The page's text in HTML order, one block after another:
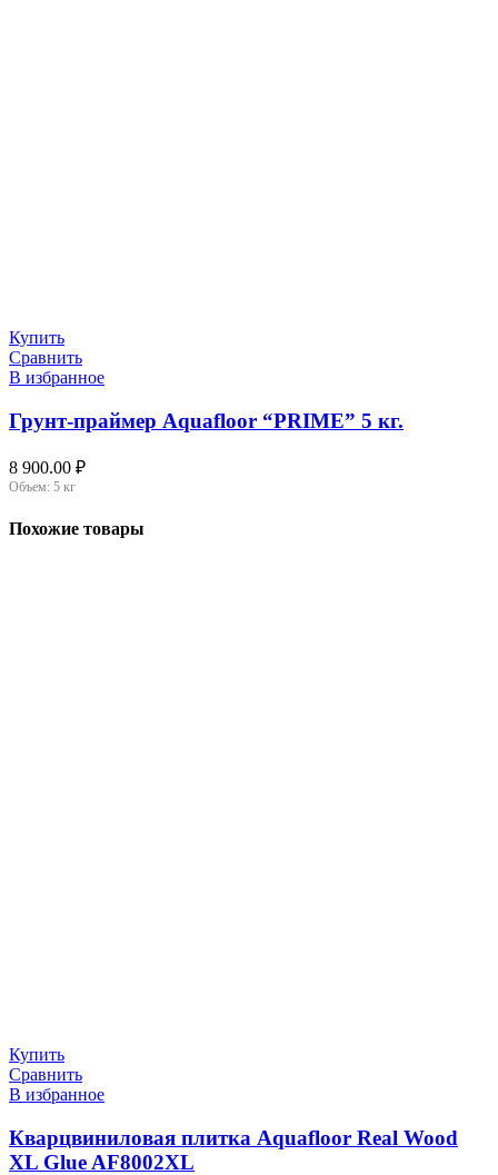
Купить
Сравнить
В избранное
Грунт-праймер Aquafloor “PRIME” 5 кг.
8 900.00 ₽
Объем: 5 кг
Похожие товары
Купить
Сравнить
В избранное
Кварцвиниловая плитка Aquafloor Real Wood
XL Glue AF8002XL